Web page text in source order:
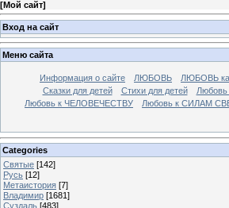
[Мой сайт]
Вход на сайт
Меню сайта
Информация о сайте ЛЮБОВЬ ЛЮБОВЬ
Сказки для детей
Стихи для детей
Любовь к ЧЕЛОВЕЧЕСТВУ
Любовь к СИЛАМ
Categories
Святые [142]
Русь [12]
Метаистория [7]
Владимир [1681]
Суздаль [483]